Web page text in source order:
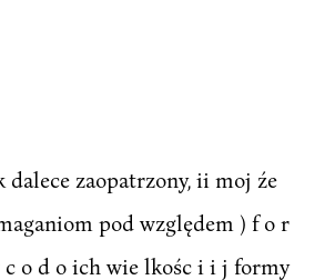
dalece zaopatrzony, ii moj źe
pod względem ) f o r
c o d o ich wie lkośc i i j formy